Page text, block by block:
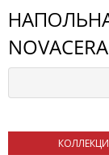
NOVACERA